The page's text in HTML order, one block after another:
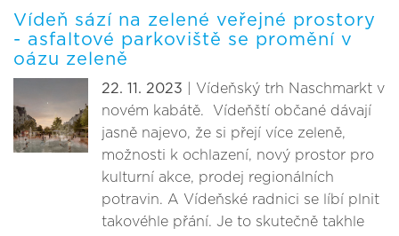
Vídeň sází na zelené veřejné prostory
- asfaltové parkoviště se promění v
oázu zeleně
22. 11. 2023 | Vídeňský trh Naschmarkt v
novém kabátě. Vídeňští občané dávají
jasně najevo, že si přejí více zeleně,
možnosti k ochlazení, nový prostor pro
kulturní akce, prodej regionálních
potravin. A Vídeňské radnici se líbí plnit
takovéhle přání. Je to skutečně takhle